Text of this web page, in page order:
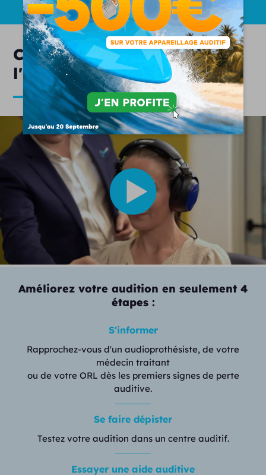
Comment se déroule
l'appareillage auditif ?
Améliorez votre audition en seulement 4
étapes :
S'informer
Rapprochez-vous d'un audioprothésiste, de votre
médecin traitant
ou de votre ORL dès les premiers signes de perte
auditive.
Se faire dépister
Testez votre audition dans un centre auditif.
Essayer une aide auditive